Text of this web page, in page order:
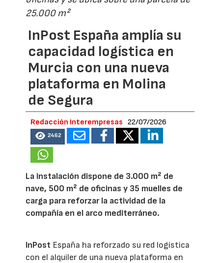
25.000 m²
InPost España amplía su
capacidad logística en
Murcia con una nueva
plataforma en Molina
de Segura
Redacción Interempresas 22/07/2026
2462
La instalación dispone de 3.000 m² de
nave, 500 m² de oficinas y 35 muelles de
carga para reforzar la actividad de la
compañía en el arco mediterráneo.
InPost España ha reforzado su red logística
con el alquiler de una nueva plataforma en